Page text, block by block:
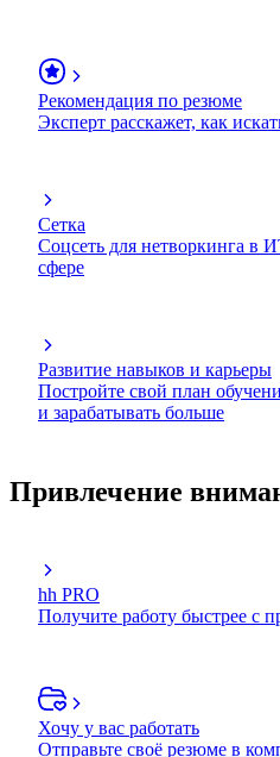
Рекомендация по резюме
Эксперт расскажет, как
Сетка
Соцсеть для нетворкинга в
сфере
Развитие навыков и карьеры
Постройте свой план
и зарабатывать больше
Привлечение
hh PRO
Получите работу быстрее с
Хочу у вас работать
Отправьте своё резюме в